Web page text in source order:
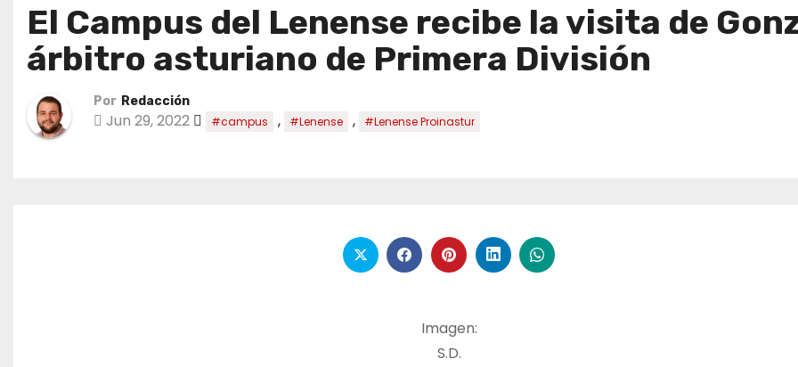
El Campus del Lenense recibe la visita de
árbitro asturiano de Primera División
Por Redacción
Jun 29, 2022 #campus , #Lenense , #Lenense Proinastur
Imagen:
S.D.